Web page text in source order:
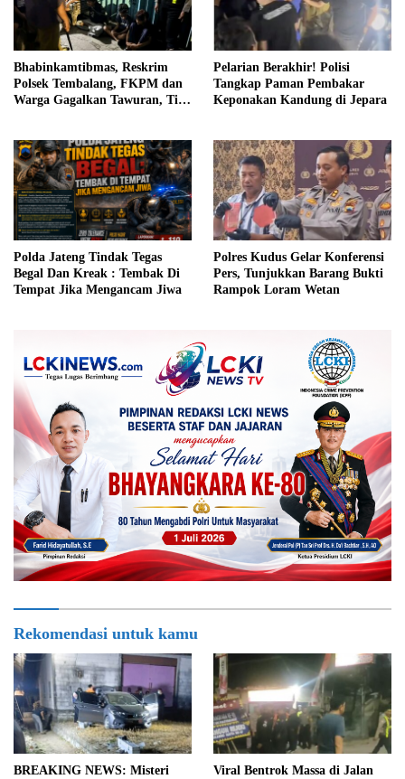
Bhabinkamtibmas, Reskrim
Polsek Tembalang, FKPM dan
Warga Gagalkan Tawuran, Tiga
Pelarian Berakhir! Polisi
Tangkap Paman Pembakar
Keponakan Kandung di Jepara
Polda Jateng Tindak Tegas
Begal Dan Kreak : Tembak Di
Tempat Jika Mengancam Jiwa
Polres Kudus Gelar Konferensi
Pers, Tunjukkan Barang Bukti
Rampok Loram Wetan
Rekomendasi untuk kamu
BREAKING NEWS: Misteri
Viral Bentrok Massa di Jalan